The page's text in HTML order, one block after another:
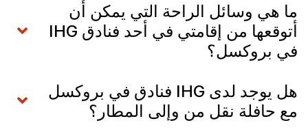
ما هي وسائل الراحة التي يمكن أن
أتوقعها من إقامتي في أحد فنادق IHG
في بروكسل؟
هل يوجد لدى IHG فنادق في بروكسل
مع حافلة نقل من وإلى المطار؟